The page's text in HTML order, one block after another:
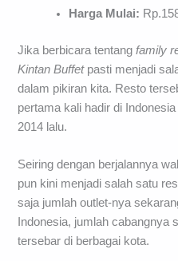
Harga Mulai:
Jika berbicara tentangfamily
Kintan Buffetpasti menjadi
dalam pikiran kita. Resto
pertama kali hadir di
2014 lalu.
Seiring dengan berjalannya
pun kini menjadi salah satu
saja jumlah outlet-nya
Indonesia, jumlah cabangnya
tersebar di berbagai kota.